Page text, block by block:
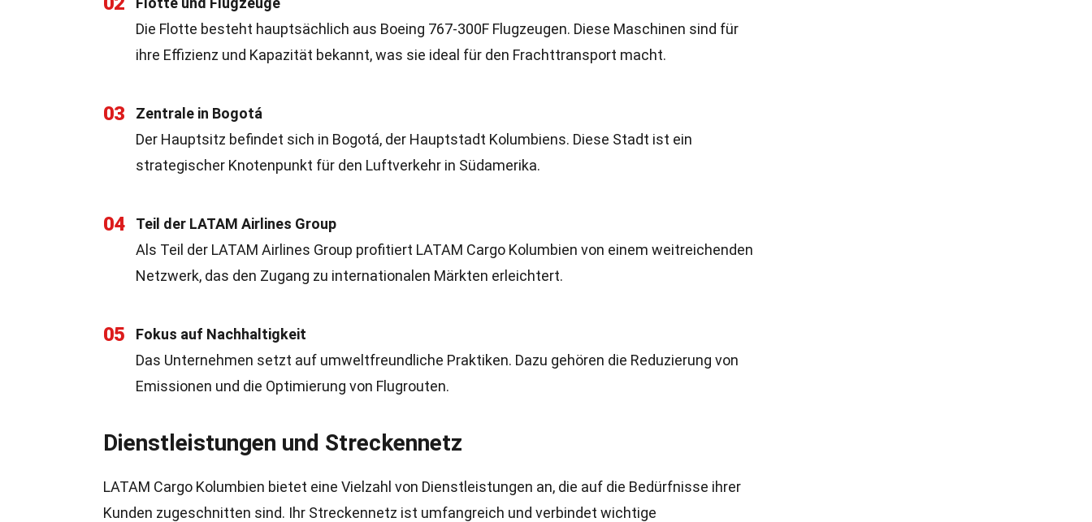
Die Flotte besteht hauptsächlich aus Boeing 767-300F Flugzeugen. Diese Maschinen sind für
ihre Effizienz und Kapazität bekannt, was sie ideal für den Frachttransport macht.
03
Zentrale in Bogotá
Der Hauptsitz befindet sich in Bogotá, der Hauptstadt Kolumbiens. Diese Stadt ist ein
strategischer Knotenpunkt für den Luftverkehr in Südamerika.
04
Teil der LATAM Airlines Group
Als Teil der LATAM Airlines Group profitiert LATAM Cargo Kolumbien von einem weitreichenden
Netzwerk, das den Zugang zu internationalen Märkten erleichtert.
05
Fokus auf Nachhaltigkeit
Das Unternehmen setzt auf umweltfreundliche Praktiken. Dazu gehören die Reduzierung von
Emissionen und die Optimierung von Flugrouten.
Dienstleistungen und Streckennetz
LATAM Cargo Kolumbien bietet eine Vielzahl von Dienstleistungen an, die auf die Bedürfnisse ihrer
Kunden zugeschnitten sind. Ihr Streckennetz ist umfangreich und verbindet wichtige